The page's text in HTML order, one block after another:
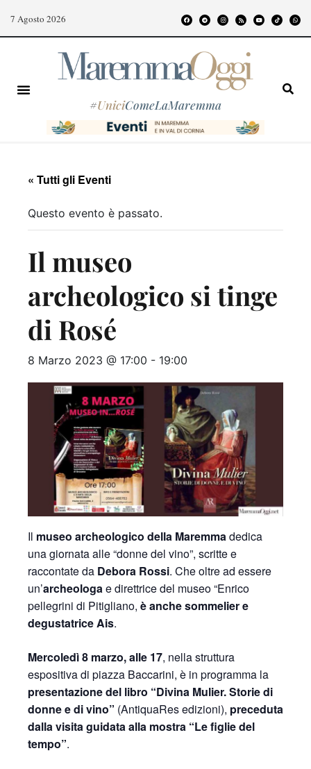
7 Agosto 2026
#UniciComeLaMaremma
« Tutti gli Eventi
Questo evento è passato.
Il museo
archeologico si tinge
di Rosé
8 Marzo 2023 @ 17:00 - 19:00
Il museo archeologico della Maremmadedica
una giornata alle “donne del vino”, scritte e
raccontate da Debora Rossi. Che oltre ad essere
un’archeologae direttrice del museo “Enrico
pellegrini di Pitigliano, è anche sommelier e
degustatrice Ais.
Mercoledì 8 marzo, alle 17, nella struttura
espositiva di piazza Baccarini, è in programma la
presentazione del libro “Divina Mulier. Storie di
donne e di vino” (AntiquaRes edizioni), preceduta
dalla visita guidata alla mostra “Le figlie del
tempo”.